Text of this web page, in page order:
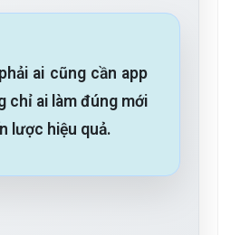
ai cũng cần app
chỉ ai làm đúng mới
lược hiệu quả.